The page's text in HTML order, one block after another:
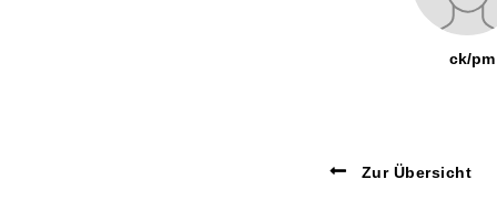
ck/pm
Zur Übersicht